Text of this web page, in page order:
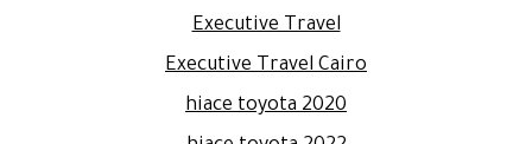
Executive Travel
Executive Travel Cairo
hiace toyota 2020